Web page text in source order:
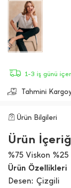
1-3 iş günü
Tahmini
Ürün Bilgileri
Ürün
%75 Viskon
Ürün Özellikleri
Desen: Çizgili